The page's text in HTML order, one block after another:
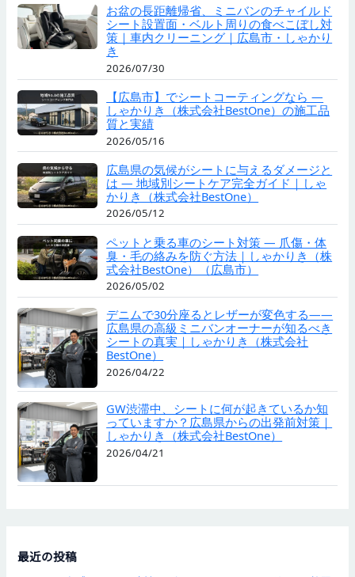
お盆の長距離帰省、ミニバンのチャイルド
シート設置面・ベルト周りの食べこぼし対
策｜車内クリーニング｜広島市・しゃかり
き
2026/07/30
【広島市】でシートコーティングなら —
しゃかりき（株式会社BestOne）の施工品
質と実績
2026/05/16
広島県の気候がシートに与えるダメージと
は — 地域別シートケア完全ガイド｜しゃ
かりき（株式会社BestOne）
2026/05/12
ペットと乗る車のシート対策 — 爪傷・体
臭・毛の絡みを防ぐ方法｜しゃかりき（株
式会社BestOne）（広島市）
2026/05/02
デニムで30分座るとレザーが変色する——
広島県の高級ミニバンオーナーが知るべき
シートの真実｜しゃかりき（株式会社
BestOne）
2026/04/22
GW渋滞中、シートに何が起きているか知
っていますか？広島県からの出発前対策｜
しゃかりき（株式会社BestOne）
2026/04/21
最近の投稿